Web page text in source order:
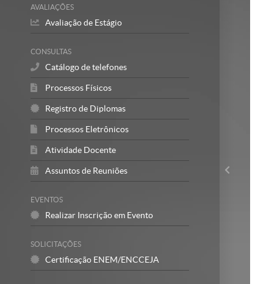
AVALIAÇÕES
Avaliação de Estágio
CONSULTAS
Catálogo de telefones
Processos Físicos
Registro de Diplomas
Processos Eletrônicos
Atividade Docente
Assuntos de Reuniões
EVENTOS
Realizar Inscrição em Evento
SOLICITAÇÕES
Certificação ENEM/ENCCEJA